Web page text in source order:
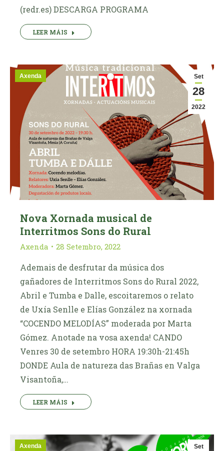
(redr.es) DESCARGA PROGRAMA
LEER MÁIS
Set
28
2022
Axenda
Nova Xornada musical de
Interritmos Sons do Rural
Axenda 28 Setembro, 2022
Ademais de desfrutar da música dos
gañadores de Interritmos Sons do Rural 2022,
Abril e Tumba e Dalle, escoitaremos o relato
de Uxía Senlle e Elías González na xornada
“COCENDO MELODÍAS” moderada por Marta
Gómez. Anotade na vosa axenda! CANDO
Venres 30 de setembro HORA 19:30h-21:45h
DONDE Aula de natureza das Brañas en Valga
Visantoña,…
LEER MÁIS
Set
Axenda